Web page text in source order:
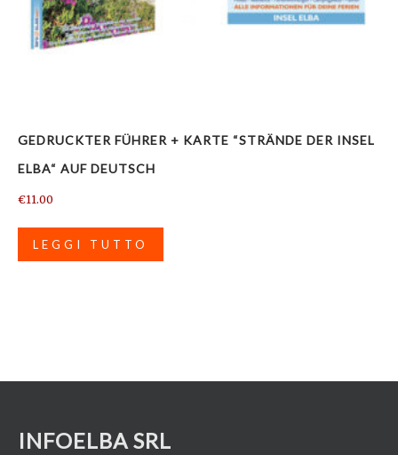
GEDRUCKTER FÜHRER + KARTE “STRÄNDE DER INSEL
ELBA“ AUF DEUTSCH
€11.00
LEGGI TUTTO
INFOELBA SRL